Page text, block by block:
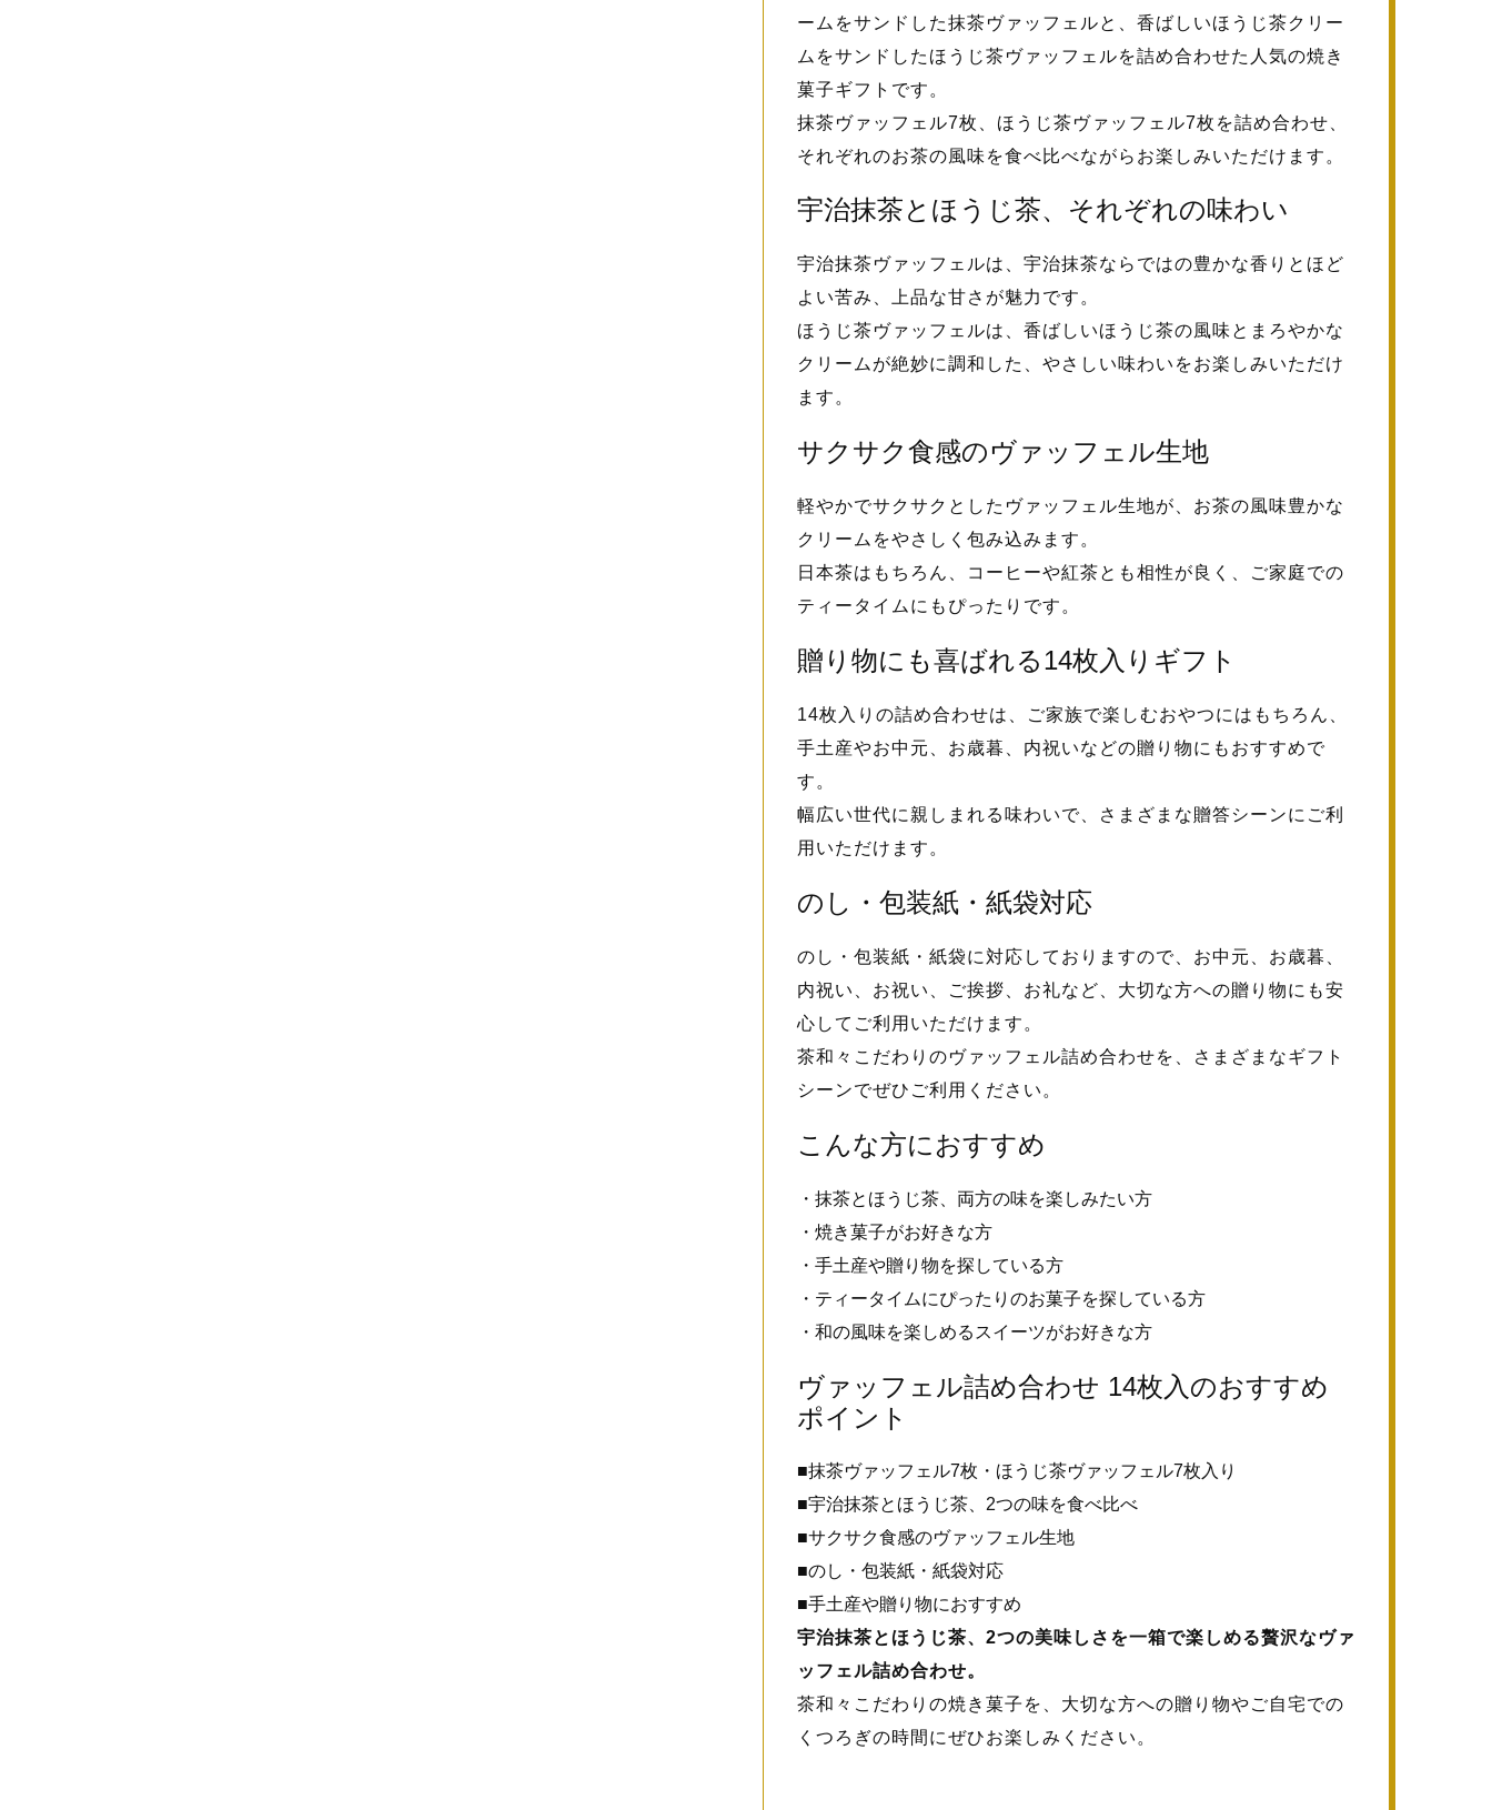
ームをサンドした抹茶ヴァッフェルと、香ばしいほうじ茶クリー
ムをサンドしたほうじ茶ヴァッフェルを詰め合わせた人気の焼き
菓子ギフトです。
抹茶ヴァッフェル7枚、ほうじ茶ヴァッフェル7枚を詰め合わせ、
それぞれのお茶の風味を食べ比べながらお楽しみいただけます。
宇治抹茶とほうじ茶、それぞれの味わい
宇治抹茶ヴァッフェルは、宇治抹茶ならではの豊かな香りとほど
よい苦み、上品な甘さが魅力です。
ほうじ茶ヴァッフェルは、香ばしいほうじ茶の風味とまろやかな
クリームが絶妙に調和した、やさしい味わいをお楽しみいただけ
ます。
サクサク食感のヴァッフェル生地
軽やかでサクサクとしたヴァッフェル生地が、お茶の風味豊かな
クリームをやさしく包み込みます。
日本茶はもちろん、コーヒーや紅茶とも相性が良く、ご家庭での
ティータイムにもぴったりです。
贈り物にも喜ばれる14枚入りギフト
14枚入りの詰め合わせは、ご家族で楽しむおやつにはもちろん、
手土産やお中元、お歳暮、内祝いなどの贈り物にもおすすめで
す。
幅広い世代に親しまれる味わいで、さまざまな贈答シーンにご利
用いただけます。
のし・包装紙・紙袋対応
のし・包装紙・紙袋に対応しておりますので、お中元、お歳暮、
内祝い、お祝い、ご挨拶、お礼など、大切な方への贈り物にも安
心してご利用いただけます。
茶和々こだわりのヴァッフェル詰め合わせを、さまざまなギフト
シーンでぜひご利用ください。
こんな方におすすめ
・抹茶とほうじ茶、両方の味を楽しみたい方
・焼き菓子がお好きな方
・手土産や贈り物を探している方
・ティータイムにぴったりのお菓子を探している方
・和の風味を楽しめるスイーツがお好きな方
ヴァッフェル詰め合わせ 14枚入のおすすめ
ポイント
■抹茶ヴァッフェル7枚・ほうじ茶ヴァッフェル7枚入り
■宇治抹茶とほうじ茶、2つの味を食べ比べ
■サクサク食感のヴァッフェル生地
■のし・包装紙・紙袋対応
■手土産や贈り物におすすめ
宇治抹茶とほうじ茶、2つの美味しさを一箱で楽しめる贅沢なヴァ
ッフェル詰め合わせ。
茶和々こだわりの焼き菓子を、大切な方への贈り物やご自宅での
くつろぎの時間にぜひお楽しみください。